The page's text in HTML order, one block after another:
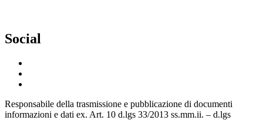
Social
Responsabile della trasmissione e pubblicazione di documenti
informazioni e dati ex. Art. 10 d.lgs 33/2013 ss.mm.ii. – d.lgs